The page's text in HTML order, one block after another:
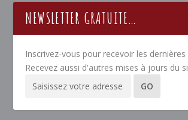
NEWSLETTER GRATUITE…
Inscrivez-vous pour recevoir les dernières
Recevez aussi d'autres mises à jours du